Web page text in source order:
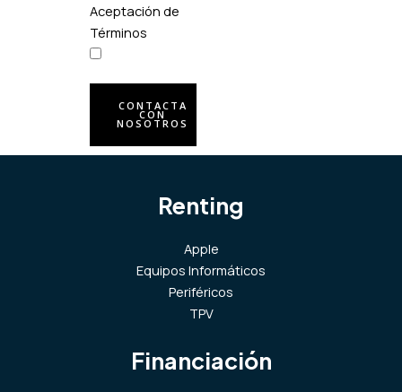
Aceptación de
Términos
CONTACTA
CON
NOSOTROS
Renting
Apple
Equipos Informáticos
Periféricos
TPV
Financiación